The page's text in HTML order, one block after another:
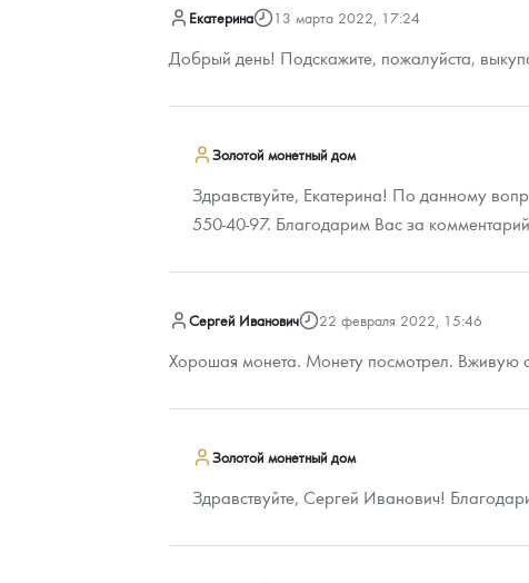
Екатерина 13 марта 2022, 17:24
Добрый день! Подскажите, пожалуйста,
Золотой монетный дом
Здравствуйте, Екатерина! По данному
550-40-97. Благодарим Вас за
Сергей Иванович 22 февраля 2022, 15:46
Хорошая монета. Монету посмотрел. Вживую
Золотой монетный дом
Здравствуйте, Сергей Иванович!